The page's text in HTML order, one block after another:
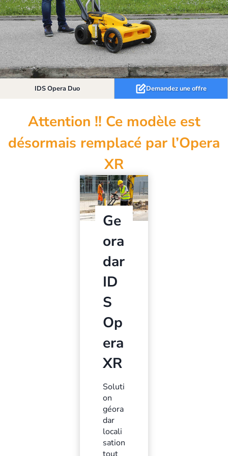
IDS Opera Duo Demandez une offre
Attention !! Ce modèle est
désormais remplacé par l’Opera
XR
Ge
ora
dar
ID
S
Op
era
XR
Soluti
on
géora
dar
locali
sation
tout